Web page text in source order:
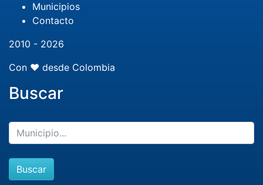
Municipios
Contacto
2010 - 2026
Con ❤️ desde Colombia
Buscar
Buscar